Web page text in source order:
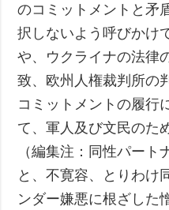
のコミットメントと矛
択しないよう呼びかけ
や、ウクライナの法律
致、欧州人権裁判所の
コミットメントの履行
て、軍人及び文民のた
（編集注：同性パート
と、不寛容、とりわけ
ンダー嫌悪に根ざした